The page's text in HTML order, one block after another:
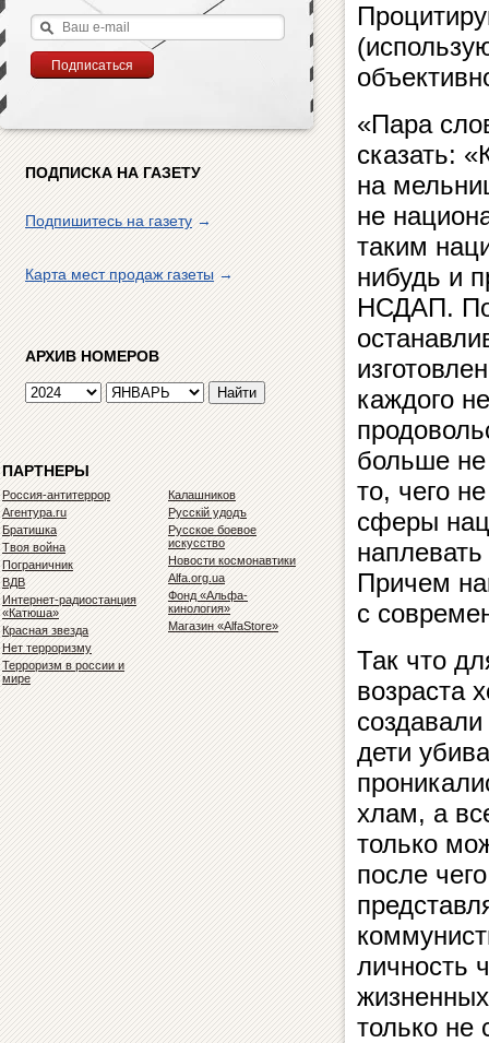
ПОДПИСКА НА ГАЗЕТУ
Подпишитесь на газету→
Карта мест продаж газеты→
АРХИВ НОМЕРОВ
ПАРТНЕРЫ
Россия-антитеррор
Агентура.ru
Братишка
Твоя война
Пограничник
ВДВ
Интернет-радиостанция
«Катюша»
Красная звезда
Нет терроризму
Терроризм в россии и
мире
Калашников
Русскiй удодъ
Русское боевое
искусство
Новости космонавтики
Alfa.org.ua
Фонд «Альфа-
кинология»
Магазин «AlfaStore»
«Пара
сказать:
на
не
таким
нибудь и
НСДАП.
каждого
больше не
то, чего
сферы
Причем
с
Так что
возраста
дети
хлам, а
только
после
личность
только не